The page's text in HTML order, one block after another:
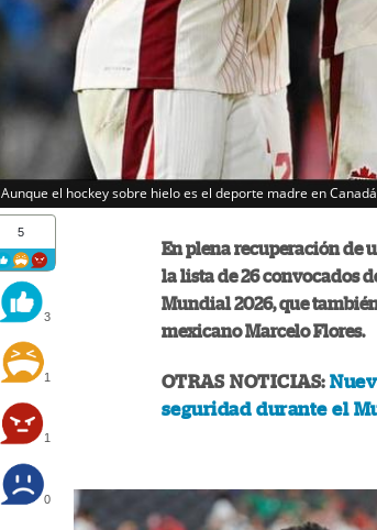
Aunque el hockey sobre hielo es el deporte madre en
5
3
1
1
0
En plena recuperación de
la lista de 26 convocados
Mundial 2026, que
mexicano Marcelo Flores.
OTRAS NOTICIAS:
seguridad durante el